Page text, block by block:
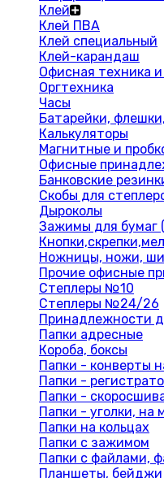
Клей
Клей ПВА
Клей специальный
Клей-карандаш
Офисная техника
Оргтехника
Часы
Батарейки,
Калькуляторы
Магнитные и
Офисные
Банковские
Скобы для
Дыроколы
Зажимы для бумаг
Ножницы, ножи,
Прочие офисные
Степлеры №10
Степлеры №24/26
Принадлежности
Папки адресные
Короба, боксы
Папки - конверты
Папки -
Папки -
Папки - уголки, на
Папки на кольцах
Папки с зажимом
Папки с файлами,
Планшеты, бейджи